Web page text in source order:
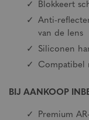
Blokkeert
Anti-
van de lens
Siliconen
Compatibel
BIJ AANKOOP
Premium